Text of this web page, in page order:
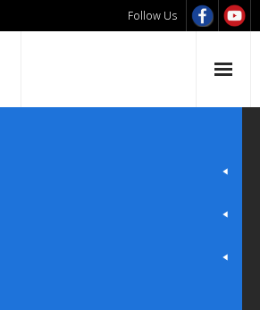
Follow Us